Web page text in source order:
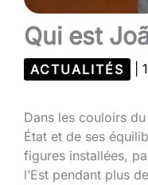
Qui est
ACTUALITÉS
Dans les couloirs
État et de ses
figures installées,
l’Est pendant plus